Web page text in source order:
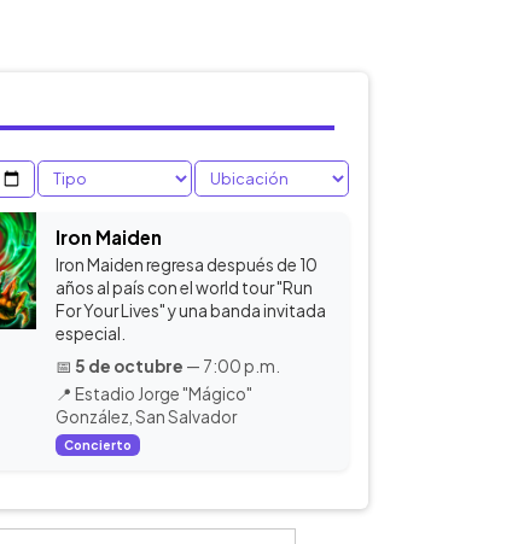
Iron Maiden
Iron Maiden regresa después de 10
años al país con el world tour "Run
For Your Lives" y una banda invitada
especial.
📅 5 de octubre — 7:00 p.m.
📍 Estadio Jorge "Mágico"
González, San Salvador
Concierto